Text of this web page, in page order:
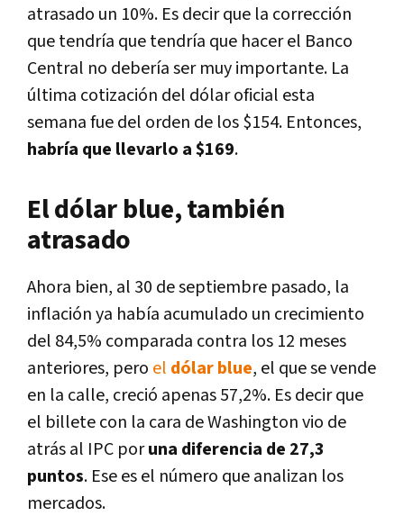
atrasado un 10%. Es decir que la corrección
que tendría que tendría que hacer el Banco
Central no debería ser muy importante. La
última cotización del dólar oficial esta
semana fue del orden de los $154. Entonces,
habría que llevarlo a $169.
El dólar blue, también
atrasado
Ahora bien, al 30 de septiembre pasado, la
inflación ya había acumulado un crecimiento
del 84,5% comparada contra los 12 meses
anteriores, pero el dólar blue, el que se vende
en la calle, creció apenas 57,2%. Es decir que
el billete con la cara de Washington vio de
atrás al IPC poruna diferencia de 27,3
puntos. Ese es el número que analizan los
mercados.